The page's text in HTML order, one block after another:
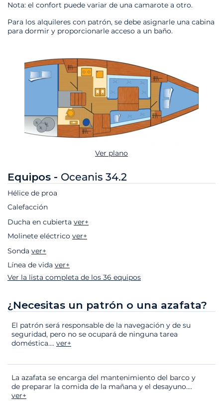
Nota: el confort puede variar de una camarote a otro.
Para los alquileres con patrón, se debe asignarle una cabina
para dormir y proporcionarle acceso a un baño.
Ver plano
Equipos - Oceanis 34.2
Hélice de proa
Calefacción
Ducha en cubierta ver+
Molinete eléctrico ver+
Sonda ver+
Línea de vida ver+
Ver la lista completa de los 36 equipos
¿Necesitas un patrón o una azafata?
El patrón será responsable de la navegación y de su
seguridad, pero no se ocupará de ninguna tarea
doméstica.... ver+
La azafata se encarga del mantenimiento del barco y
de preparar la comida de la mañana y el desayuno....
ver+